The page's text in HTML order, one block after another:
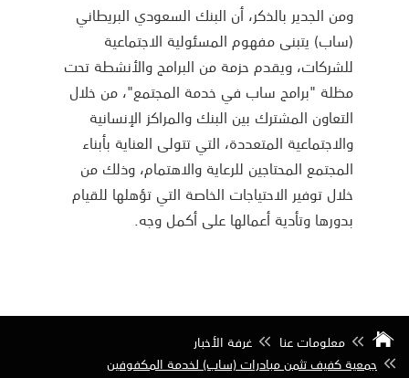
ومن الجدير بالذكر، أن البنك السعودي البريطاني
(ساب) يتبنى مفهوم المسئولية الاجتماعية
للشركات، ويقدم حزمة من البرامج والأنشطة تحت
مظلة "برامج ساب في خدمة المجتمع"، من خلال
التعاون المشترك بين البنك والمراكز الإنسانية
والاجتماعية المتعددة، التي تتولى العناية بأبناء
المجتمع المحتاجين للرعاية والاهتمام، وذلك من
خلال توفير الاحتياجات الخاصة التي تؤهلها للقيام
بدورها وتأدية أعمالها على أكمل وجه.
معلومات عنا
غرفة الأخبار
جمعية كفيف تثمن مبادرات (ساب) لخدمة المكفوفين